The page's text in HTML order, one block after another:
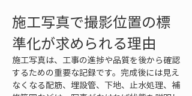
施工写真で撮影位置の標
準化が求められる理由
施工写真は、工事の進捗や品質を後から確認
するための重要な記録です。完成後には見え
なくなる配筋、埋設管、下地、止水処理、補